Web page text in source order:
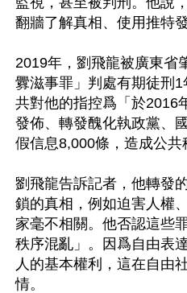
翻牆了解真相、使用推特
2019年，劉飛龍被廣東省
釁滋事罪」判處有期徒刑
共對他的指控爲「於2016
發佈、轉發醜化執政黨、
假信息8,000條，造成公共
劉飛龍告訴記者，他轉發
鎖的真相，例如迫害人權
家毫不相關。他否認這些
秩序混亂」。因爲自由表
人的基本權利，這在自由
情。